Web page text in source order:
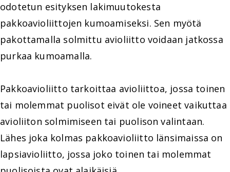
odotetun esityksen lakimuutokesta
pakkoavioliittojen kumoamiseksi. Sen myötä
pakottamalla solmittu avioliitto voidaan jatkossa
purkaa kumoamalla.
Pakkoavioliitto tarkoittaa avioliittoa, jossa toinen
tai molemmat puolisot eivät ole voineet vaikuttaa
avioliiton solmimiseen tai puolison valintaan.
Lähes joka kolmas pakkoavioliitto länsimaissa on
lapsiavioliitto, jossa joko toinen tai molemmat